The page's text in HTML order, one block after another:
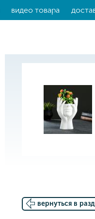
видео товара
вернуться в